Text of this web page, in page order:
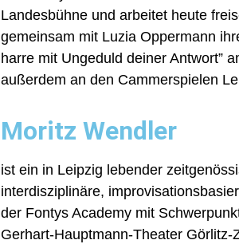
Landesbühne und arbeitet heute
gemeinsam mit Luzia Oppermann
harre mit Ungeduld deiner Antwort”
außerdem an den Cammerspielen
Moritz Wendler
ist ein in Leipzig lebender
interdisziplinäre,
der Fontys Academy mit
Gerhart-Hauptmann-Theater